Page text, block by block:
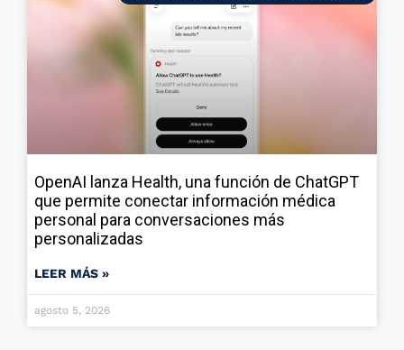
OpenAI lanza Health, una función de ChatGPT
que permite conectar información médica
personal para conversaciones más
personalizadas
LEER MÁS »
agosto 5, 2026